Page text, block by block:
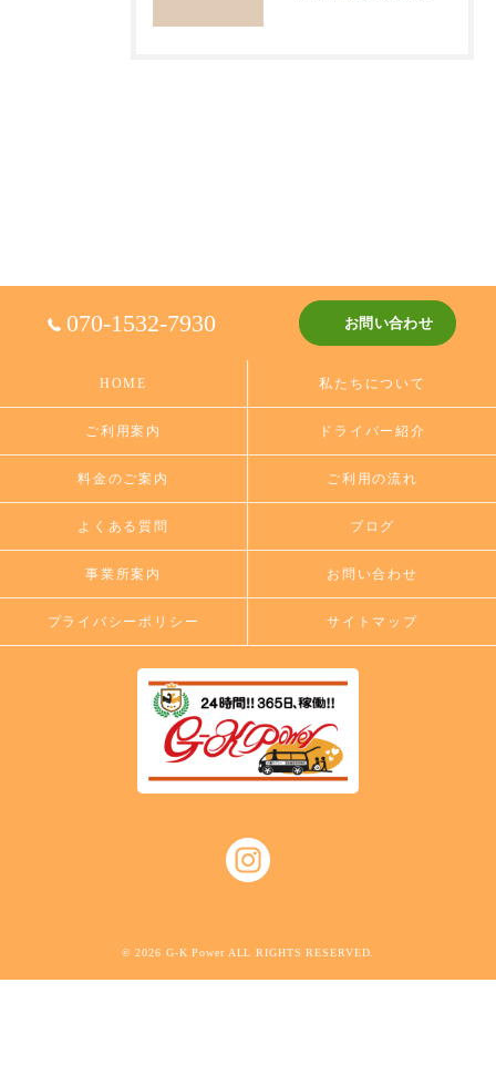
070-1532-7930 お問い合わせ
HOME 私たちについて
ご利用案内 ドライバー紹介
料金のご案内 ご利用の流れ
よくある質問 ブログ
事業所案内 お問い合わせ
プライバシーポリシー サイトマップ
© 2026 G-K Power ALL RIGHTS RESERVED.